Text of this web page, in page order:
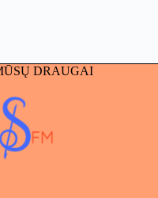
DRAUGAI